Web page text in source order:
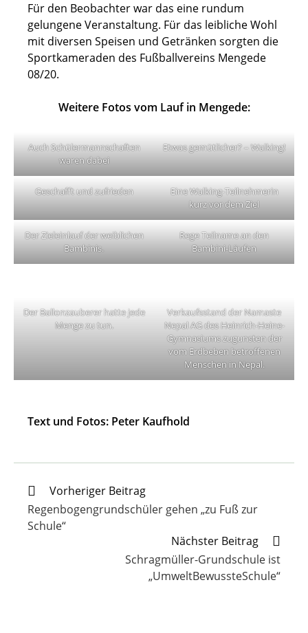
Für den Beobachter war das eine rundum
gelungene Veranstaltung. Für das leibliche Wohl
mit diversen Speisen und Getränken sorgten die
Sportkameraden des Fußballvereins Mengede
08/20.
Weitere Fotos vom Lauf in Mengede:
Auch Schülermannschaften
waren dabei
Etwas gemütlicher? – Walking!
Geschafft und zufrieden
Eine Walking-Teilnehmerin
kurz vor dem Ziel
Der Zieleinlauf der weiblichen
Bambinis.
Rege Teilname an den
Bambini-Läufen
Der Ballonzauberer hatte jede
Menge zu tun.
Verkaufsstand der Namaste
Nepal AG des Heinrich-Heine-
Gymnasiums zugunsten der
vom Erdbeben betroffenen
Menschen in Nepal.
Text und Fotos: Peter Kaufhold
Weitere
Artikel
ansehen
Vorheriger Beitrag
Regenbogengrundschüler gehen „zu Fuß zur
Schule“
Nächster Beitrag
Schragmüller-Grundschule ist
„UmweltBewussteSchule“